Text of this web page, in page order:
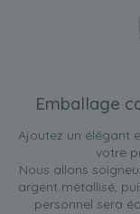
Emballage
Ajoutez un élégant
votre
Nous allons
argent métallisé,
personnel sera